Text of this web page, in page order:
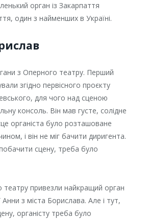
орган із Закарпаття
один з найменших в Україні.
з Оперного театру. Перший
згідно первісного проєкту
для чого над сценою
консоль. Він мав густе, солідне
органіста було розташоване
і він не міг бачити диригента.
сцену, треба було
театру привезли найкращий орган
Анни з міста Борислава. Але і тут,
органісту треба було